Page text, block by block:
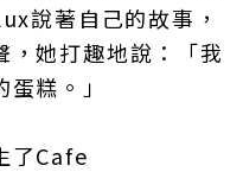
說著自己的故事，
，她打趣地說：「我
糕。」
了Cafe